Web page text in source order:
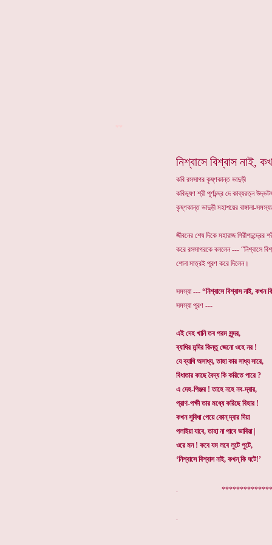
.
নিশ্বাসে বিশ্বাস নাই,
কবি রসসাগর কৃষ্ণকান্ত ভাদুড়ী
কবিভূষণ শ্রী পূর্ণচন্দ্র দে কাব্যরত্ন
কৃষ্ণকান্ত ভাদুড়ী মহাশয়ের বাঙ্গালা-
জীবনের শেষ দিকে মহারাজ গিরীশচন্দ্রের
করে রসসাগরকে বললেন --- “নিশ্বাসে
শোনা মাত্রই পূরণ করে দিলেন।
সমস্যা --- “নিশ্বাসে বিশ্বাস নাই, কখন
সমস্যা পূরণ ---
এই দেহ খানি তব পরম সুন্দর,
ব্যাধির মন্দির কিন্তু জেনো ওহে নর !
যে ব্যাধি অসাধ্য, তাহা কার সাধ্য সারে,
বিধাতার কাছে বৈদ্য কি করিতে পারে ?
এ দেহ-পিঞ্জর ! তাহে নহে নব-দ্বার,
প্রাণ-পক্ষী তার মধ্যে করিছে বিহার !
কখন সুবিধা পেয়ে কোন্ দ্বার দিয়া
পলাইয়া যাবে, তাহা না পাবে ভাবিয়া |
ওরে মন ! কবে যম লবে লুটে পুটে,
‘নিশ্বাসে বিশ্বাস নাই, কখন্ কি ঘটে!’